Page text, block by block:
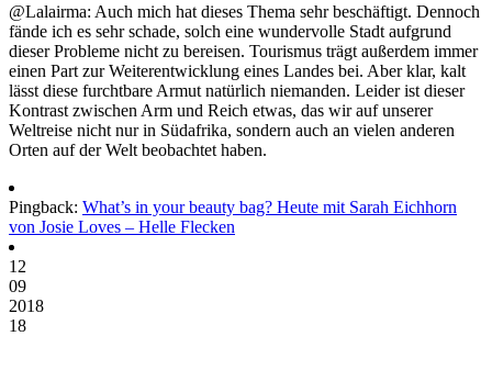
@Lalairma: Auch mich hat dieses Thema sehr beschäftigt. Dennoch
fände ich es sehr schade, solch eine wundervolle Stadt aufgrund
dieser Probleme nicht zu bereisen. Tourismus trägt außerdem immer
einen Part zur Weiterentwicklung eines Landes bei. Aber klar, kalt
lässt diese furchtbare Armut natürlich niemanden. Leider ist dieser
Kontrast zwischen Arm und Reich etwas, das wir auf unserer
Weltreise nicht nur in Südafrika, sondern auch an vielen anderen
Orten auf der Welt beobachtet haben.
Pingback: What’s in your beauty bag? Heute mit Sarah Eichhorn
von Josie Loves – Helle Flecken
12
09
2018
18